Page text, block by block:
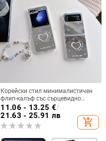
Корейски стил минималистичен
флип-калъф със сърцевидно
огледало за Samsung Galaxy Z
Flip 3/4/5
11.06 - 13.25 €/
21.63 - 25.91 лв
add_shopping_cart